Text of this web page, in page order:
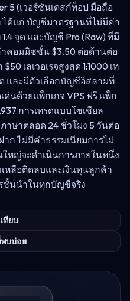
5 (เวอร์ชันเดสก์ท็อป มือถือ
ได้แก่ บัญชีมาตรฐานที่ไม่มีค่า
จุด และบัญชี Pro (Raw) ที่มี
าคอมมิชชั่น $3.50 ต่อด้านต่อ
เลเวอเรจสูงสุด 1:1000 เท
และมีตัวเลือกบัญชีอิสลามที่
ด่นด้วยแพ็กเกจ VPS ฟรี แพ็ก
การเทรดแบบโซเชียล
าษาตลอด 24 ชั่วโมง 5 วันต่อ
ก ไม่มีค่าธรรมเนียมการไม่
หญ่จะดำเนินการภายในหนึ่ง
หลือติดลบและเงินทุนลูกค้า
นนำในทุกบัญชีจริง
ทียบ
บบ่อย